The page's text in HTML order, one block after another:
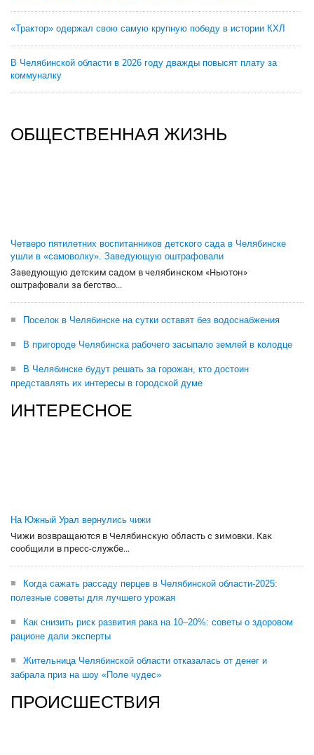
«Трактор» одержал свою самую крупную победу в истории КХЛ
В Челябинской области в 2026 году дважды повысят плату за
коммуналку
ОБЩЕСТВЕННАЯ ЖИЗНЬ
Четверо пятилетних воспитанников детского сада в Челябинске
ушли в «самоволку». Заведующую оштрафовали
Заведующую детским садом в челябинском «Ньютон»
оштрафовали за бегство...
Поселок в Челябинске на сутки оставят без водоснабжения
В пригороде Челябинска рабочего засыпало землей в колодце
В Челябинске будут решать за горожан, кто достоин
представлять их интересы в городской думе
ИНТЕРЕСНОЕ
На Южный Урал вернулись чижи
Чижи возвращаются в Челябинскую область с зимовки. Как
сообщили в пресс-службе...
Когда сажать рассаду перцев в Челябинской области-2025:
полезные советы для лучшего урожая
Как снизить риск развития рака на 10–20%: советы о здоровом
рационе дали эксперты
Жительница Челябинской области отказалась от денег и
забрала приз на шоу «Поле чудес»
ПРОИСШЕСТВИЯ